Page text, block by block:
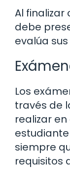
Al
debe
evalúa
Los
través de
realizar
siempre
requisitos